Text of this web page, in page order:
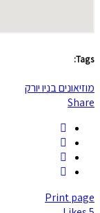
Tags:
מוזיאונים בניו יורק
Share
Print page